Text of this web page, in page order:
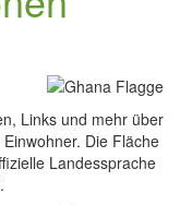
Links und mehr über
Die Fläche
Landessprache